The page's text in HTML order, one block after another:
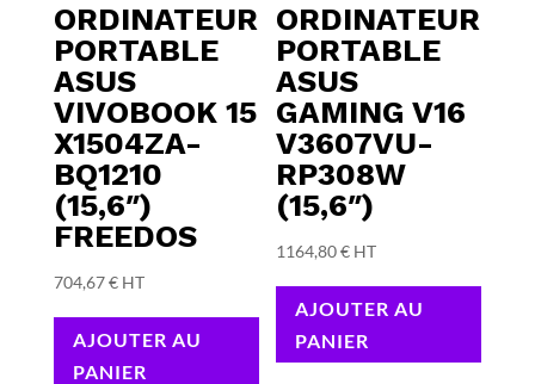
ORDINATEUR
PORTABLE
ASUS
VIVOBOOK 15
X1504ZA-
BQ1210
(15,6″)
FREEDOS
704,67€ HT
AJOUTER AU
PANIER
ORDINATEUR
PORTABLE
ASUS
GAMING V16
V3607VU-
RP308W
(15,6″)
1164,80€ HT
AJOUTER AU
PANIER